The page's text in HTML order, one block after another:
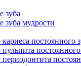
зуба
зуба мудрости
постоянного
постоянного